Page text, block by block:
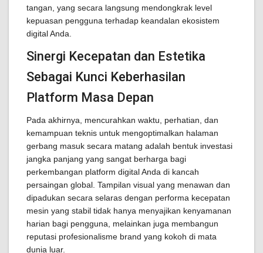
tangan, yang secara langsung mendongkrak level
kepuasan pengguna terhadap keandalan ekosistem
digital Anda.
Sinergi Kecepatan dan Estetika
Sebagai Kunci Keberhasilan
Platform Masa Depan
Pada akhirnya, mencurahkan waktu, perhatian, dan
kemampuan teknis untuk mengoptimalkan halaman
gerbang masuk secara matang adalah bentuk investasi
jangka panjang yang sangat berharga bagi
perkembangan platform digital Anda di kancah
persaingan global. Tampilan visual yang menawan dan
dipadukan secara selaras dengan performa kecepatan
mesin yang stabil tidak hanya menyajikan kenyamanan
harian bagi pengguna, melainkan juga membangun
reputasi profesionalisme brand yang kokoh di mata
dunia luar.